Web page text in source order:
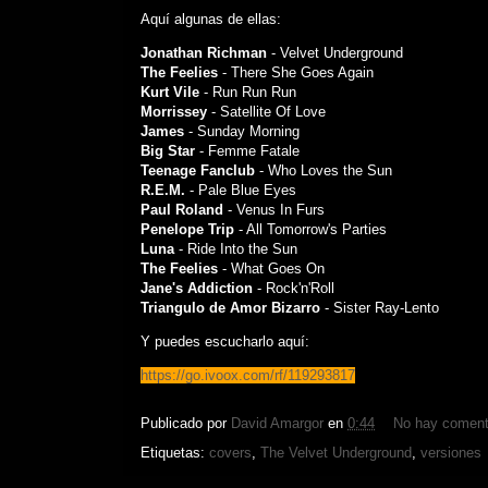
Aquí algunas de ellas:
Jonathan Richman - Velvet Underground
The Feelies - There She Goes Again
Kurt Vile - Run Run Run
Morrissey - Satellite Of Love
James - Sunday Morning
Big Star - Femme Fatale
Teenage Fanclub - Who Loves the Sun
R.E.M. - Pale Blue Eyes
Paul Roland - Venus In Furs
Penelope Trip - All Tomorrow's Parties
Luna- Ride Into the Sun
The Feelies - What Goes On
Jane's Addiction - Rock'n'Roll
Triangulo de Amor Bizarro - Sister Ray-Lento
Y puedes escucharlo aquí:
https://go.ivoox.com/rf/119293817
Publicado por David Amargor en 0:44
No hay
Etiquetas: covers, The Velvet Underground, versiones